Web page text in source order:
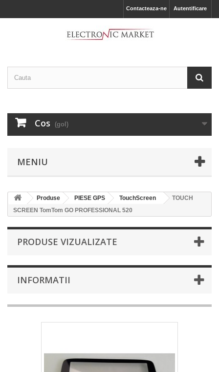
Autentificare
Contacteaza-ne
Cos (gol)
MENIU
Produse PIESE GPS TouchScreen
TOUCH
SCREEN TomTom GO PROFESSIONAL 520
PRODUSE VIZUALIZATE
INFORMATII